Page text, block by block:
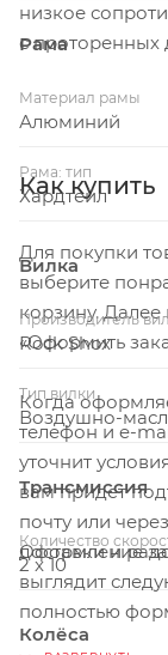
низкое
с проторенных
Рама
Материал рамы
Алюминий
Рама: тип
Хардтейл
Вилка
Производитель
Rock Shox
Тип вилки
Воздушно-
Трансмиссия
Количество
2 x 10
Колёса
Как купить
Для покупки
выберите
корзину.
«Оформить
Когда
телефон и e-
уточнит
вам придет
почту или
доставки и
Оформление
выглядит
полностью
адрес, способ